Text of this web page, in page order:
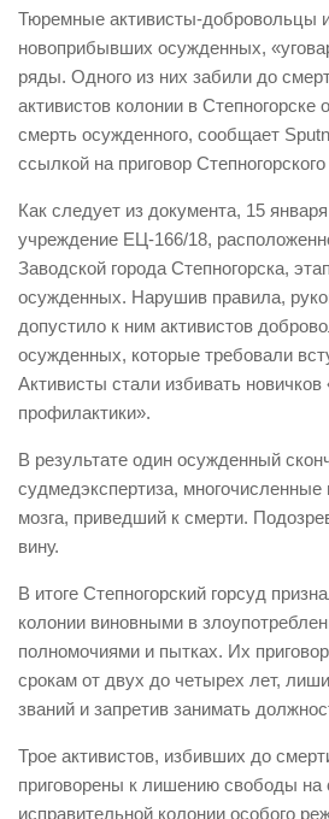
Тюремные активисты-добровольцы
новоприбывших осужденных,
ряды. Одного из них забили до
активистов колонии в Степногорске
смерть осужденного, сообщает
ссылкой на приговор Степногорского
Как следует из документа, 15
учреждение ЕЦ-166/18,
Заводской города Степногорска,
осужденных. Нарушив правила,
допустило к ним активистов
осужденных, которые требовали
Активисты стали избивать новичков
профилактики».
В результате один осужденный
судмедэкспертиза, многочисленные
мозга, приведший к смерти.
вину.
В итоге Степногорский горсуд
колонии виновными в
полномочиями и пытках. Их
срокам от двух до четырех лет,
званий и запретив занимать
Трое активистов, избивших до
приговорены к лишению свободы на
исправительной колонии особого